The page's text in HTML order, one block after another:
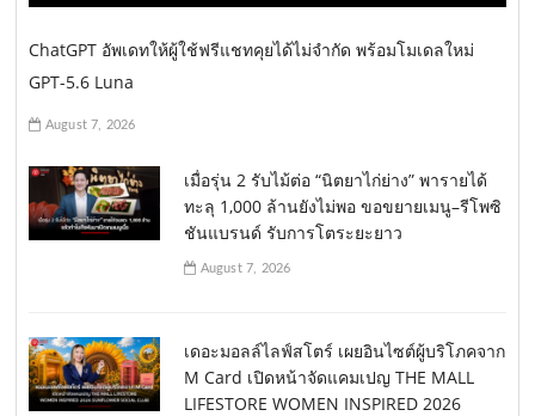
ChatGPT อัพเดทให้ผู้ใช้ฟรีแชทคุยได้ไม่จำกัด พร้อมโมเดลใหม่
GPT-5.6 Luna
August 7, 2026
เมื่อรุ่น 2 รับไม้ต่อ “นิตยาไก่ย่าง” พารายได้
ทะลุ 1,000 ล้านยังไม่พอ ขอขยายเมนู–รีโพซิ
ชันแบรนด์ รับการโตระยะยาว
August 7, 2026
เดอะมอลล์ไลฟ์สโตร์ เผยอินไซต์ผู้บริโภคจาก
M Card เปิดหน้าจัดแคมเปญ THE MALL
LIFESTORE WOMEN INSPIRED 2026